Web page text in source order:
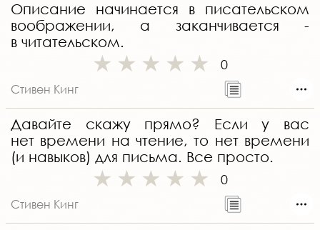
Описание начинается в писательском
воображении, а заканчивается -
в читательском.
0
Стивен Кинг
Давайте скажу прямо? Если у вас
нет времени на чтение, то нет времени
(и навыков) для письма. Все просто.
0
Стивен Кинг